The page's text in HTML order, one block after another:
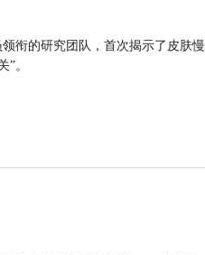
衔的研究团队，首次揭示了皮肤
。